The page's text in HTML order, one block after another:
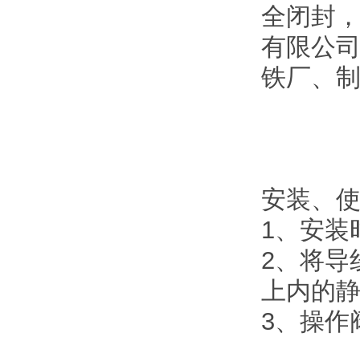
全闭封
有限公
铁厂、
安装、
1、安装
2、将导
上内的
3、操作